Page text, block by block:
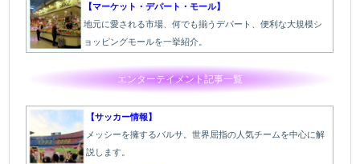
【マーケット・デパート・モール】
地元に愛される市場、何でも揃うデパート、便利な大規模シ
ョッピングモールを一挙紹介。
エンターテイメント記事一覧
【サッカー情報】
メッシーを擁するバルサ。世界屈指の人気チームを中心に解
説します。